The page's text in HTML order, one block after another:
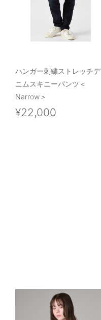
ハンガー刺繍ストレッチデ
ニムスキニーパンツ＜
Narrow＞
¥22,000